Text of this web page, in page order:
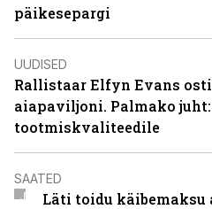
päikesepargi
UUDISED
Rallistaar Elfyn Evans
aiapaviljoni. Palmako
tootmiskvaliteedile
SAATED
Läti toidu